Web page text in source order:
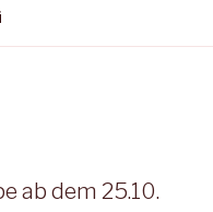
ab dem 25.10.